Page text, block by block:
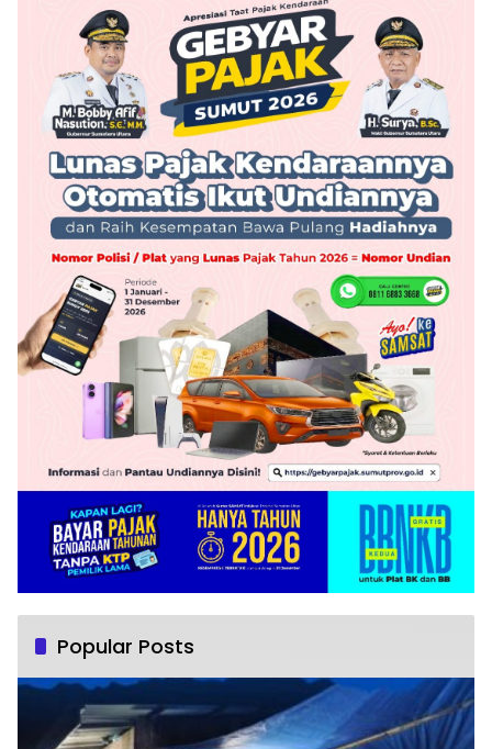
Popular Posts